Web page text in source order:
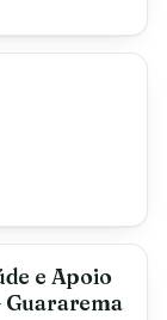
e Apoio
Guararema